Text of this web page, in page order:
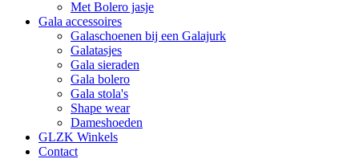
Met Bolero jasje
Gala accessoires
Galaschoenen bij een Galajurk
Galatasjes
Gala sieraden
Gala bolero
Gala stola's
Shape wear
Dameshoeden
GLZK Winkels
Contact